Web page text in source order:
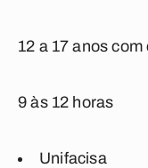
12 a 17 anos
9 às 12 horas
Unifacisa